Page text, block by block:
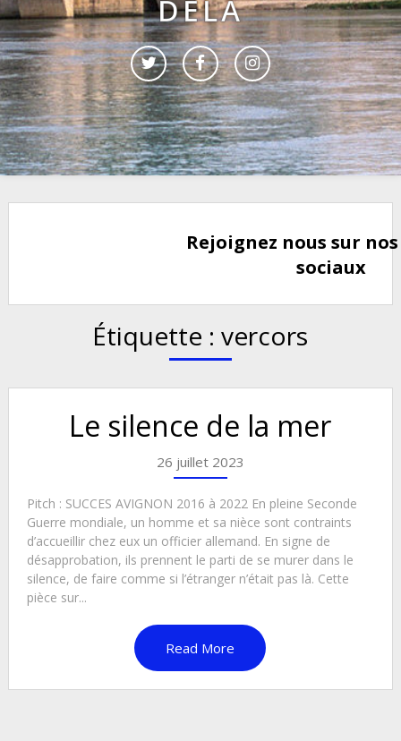
DELÀ
Rejoignez nous sur
sociaux
Étiquette :vercors
Le silence de la mer
26 juillet 2023
Pitch : SUCCES AVIGNON 2016 à 2022 En pleine Seconde
Guerre mondiale, un homme et sa nièce sont contraints
d’accueillir chez eux un officier allemand. En signe de
désapprobation, ils prennent le parti de se murer dans le
silence, de faire comme si l’étranger n’était pas là. Cette
pièce sur...
Read More